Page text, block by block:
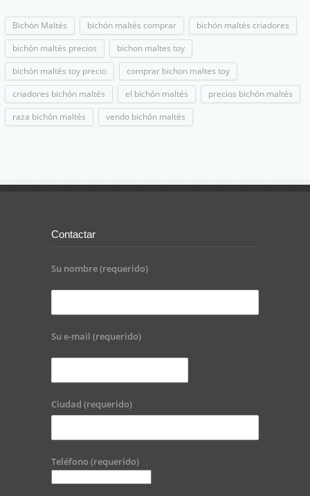
Bichón Maltés bichón maltés comprar
bichón maltés criadores
bichón maltés precios
bichon maltes toy
bichón maltés toy precio
comprar bichon maltes toy
criadores bichón maltés
el bichón maltés
precios bichón maltés
raza bichón maltés
vendo bichón maltés
Contactar
Su nombre (requerido)
Su e-mail (requerido)
Ciudad (requerido)
Teléfono (requerido)